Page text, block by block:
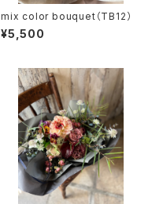
mix color bouquet（TB12）
¥5,500